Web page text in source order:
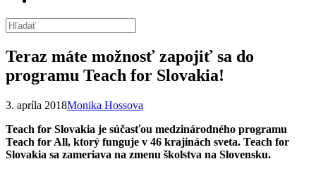
Teraz máte možnosť zapojiť sa do
programu Teach for Slovakia!
3. apríla 2018Monika Hossova
Teach for Slovakia je súčasťou medzinárodného programu
Teach for All, ktorý funguje v 46 krajinách sveta. Teach for
Slovakia sa zameriava na zmenu školstva na Slovensku.